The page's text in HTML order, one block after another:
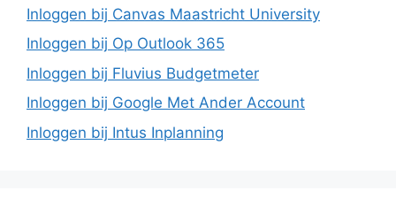
Inloggen bij Canvas Maastricht University
Inloggen bij Op Outlook 365
Inloggen bij Fluvius Budgetmeter
Inloggen bij Google Met Ander Account
Inloggen bij Intus Inplanning